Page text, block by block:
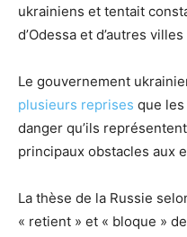
ukrainiens et tentait
d’Odessa et d’autres
Le gouvernement
plusieurs reprises que
danger qu’ils
principaux obstacles aux
La thèse de la Russie
« retient » et « bloque »